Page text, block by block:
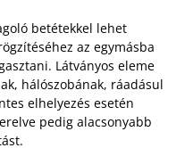
betétekkel lehet
az egymásba
Látványos eleme
hálószobának, ráadásul
elhelyezés esetén
pedig alacsonyabb